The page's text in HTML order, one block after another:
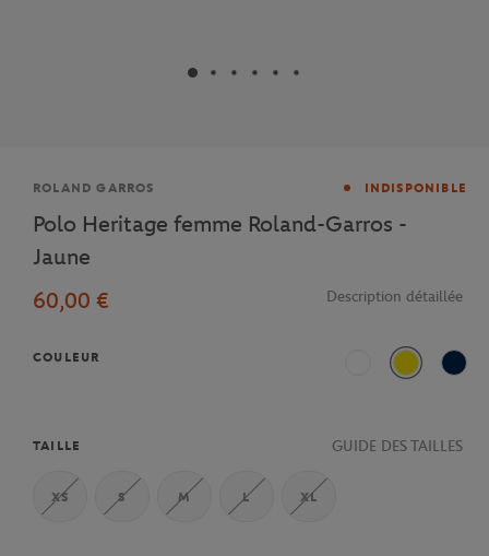
Marque
ROLAND GARROS INDISPONIBLE
Polo Heritage femme Roland-Garros -
Jaune
60,00 €
Description détaillée
COULEUR
Blanc / Terre Battue
Jaune
TAILLE GUIDE DES TAILLES
XS S M L XL